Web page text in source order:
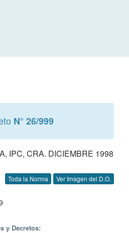
N° 26/999
IPC, CRA. DICIEMBRE 1998
Toda la Norma Ver Imagen del D.O.
y Decretos: